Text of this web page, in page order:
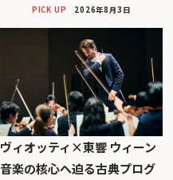
PICK UP 2026年8月3日
ヴィオッティ×東響 ウィーン
音楽の核心へ迫る古典プログ